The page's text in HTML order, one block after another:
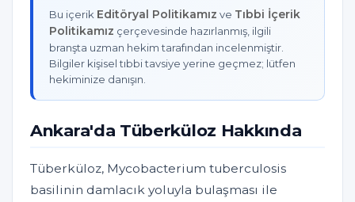
Bu içerik Editöryal Politikamız ve Tıbbi İçerik
Politikamız çerçevesinde hazırlanmış, ilgili
branşta uzman hekim tarafından incelenmiştir.
Bilgiler kişisel tıbbi tavsiye yerine geçmez; lütfen
hekiminize danışın.
Ankara'da Tüberküloz Hakkında
Tüberküloz, Mycobacterium tuberculosis
basilinin damlacık yoluyla bulaşması ile